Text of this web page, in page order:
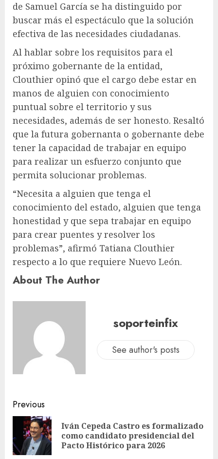
de Samuel García se ha distinguido por
buscar más el espectáculo que la solución
efectiva de las necesidades ciudadanas.
Al hablar sobre los requisitos para el
próximo gobernante de la entidad,
Clouthier opinó que el cargo debe estar en
manos de alguien con conocimiento
puntual sobre el territorio y sus
necesidades, además de ser honesto. Resaltó
que la futura gobernanta o gobernante debe
tener la capacidad de trabajar en equipo
para realizar un esfuerzo conjunto que
permita solucionar problemas.
“Necesita a alguien que tenga el
conocimiento del estado, alguien que tenga
honestidad y que sepa trabajar en equipo
para crear puentes y resolver los
problemas”, afirmó Tatiana Clouthier
respecto a lo que requiere Nuevo León.
About The Author
soporteinfix
See author's posts
Previous
Iván Cepeda Castro es formalizado
como candidato presidencial del
Pacto Histórico para 2026